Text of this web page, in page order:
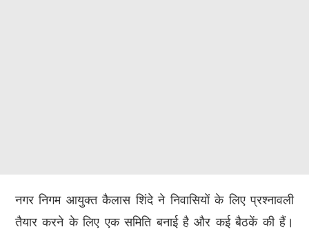
नगर निगम आयुक्त कैलास शिंदे ने निवासियों के लिए प्रश्नावली
तैयार करने के लिए एक समिति बनाई है और कई बैठकें की हैं।